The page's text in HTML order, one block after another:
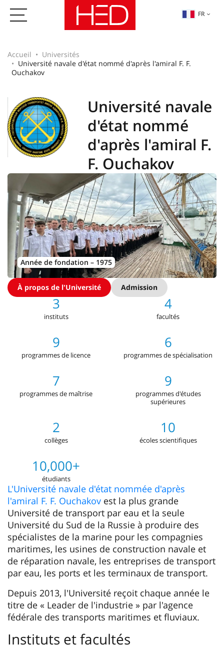
FR
Accueil
Universités
Université navale d'état nommé d'après l'amiral F. F.
Ouchakov
Université navale
d'état nommé
d'après l'amiral F.
F. Ouchakov
Année de fondation – 1975
À propos de l'Université Admission
3
instituts
4
facultés
9
programmes de licence
6
programmes de spécialisation
7
programmes de maîtrise
9
programmes d'études
supérieures
2
collèges
10
écoles scientifiques
10,000+
étudiants
L'Université navale d'état nommée d'après
l'amiral F. F. Ouchakov est la plus grande
Université de transport par eau et la seule
Université du Sud de la Russie à produire des
spécialistes de la marine pour les compagnies
maritimes, les usines de construction navale et
de réparation navale, les entreprises de transport
par eau, les ports et les terminaux de transport.
Depuis 2013, l'Université reçoit chaque année le
titre de « Leader de l'industrie » par l'agence
fédérale des transports maritimes et fluviaux.
Instituts et facultés